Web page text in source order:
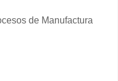
de Manufactura